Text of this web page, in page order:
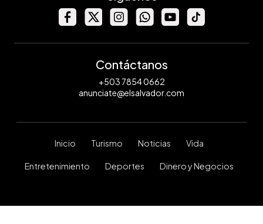
Contáctanos
+503 7854 0662
anunciate@elsalvador.com
Inicio Turismo Noticias Vida
Entretenimiento Deportes Dinero y Negocios